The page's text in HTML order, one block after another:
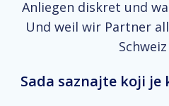
Anliegen diskret und
Und weil wir Partner
Sada saznajte koji